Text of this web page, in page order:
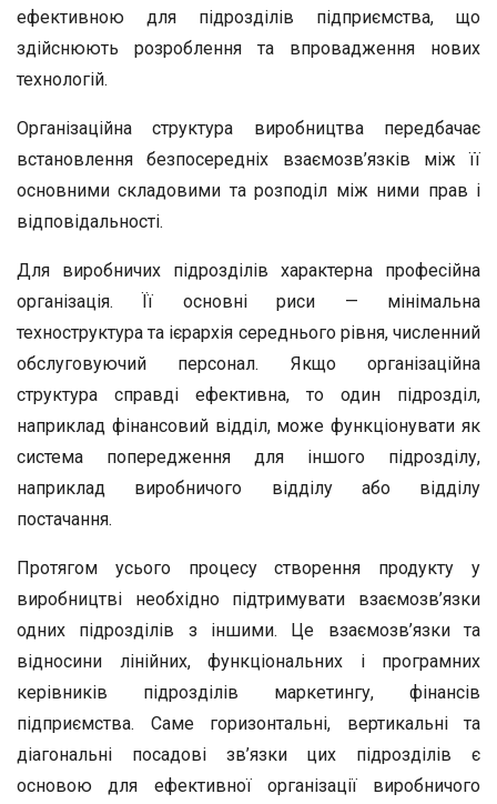
ефективною для підрозділів підприємства, що
здійснюють розроблення та впровадження нових
технологій.
Організаційна структура виробництва передбачає
встановлення безпосередніх взаємозв’язків між її
основними складовими та розподіл між ними прав і
відповідальності.
Для виробничих підрозділів характерна професійна
організація. Її основні риси — мінімальна
техноструктура та ієрархія середнього рівня, численний
обслуговуючий персонал. Якщо організаційна
структура справді ефективна, то один підрозділ,
наприклад фінансовий відділ, може функціонувати як
система попередження для іншого підрозділу,
наприклад виробничого відділу або відділу
постачання.
Протягом усього процесу створення продукту у
виробництві необхідно підтримувати взаємозв’язки
одних підрозділів з іншими. Це взаємозв’язки та
відносини лінійних, функціональних і програмних
керівників підрозділів маркетингу, фінансів
підприємства. Саме горизонтальні, вертикальні та
діагональні посадові зв’язки цих підрозділів є
основою для ефективної організації виробничого